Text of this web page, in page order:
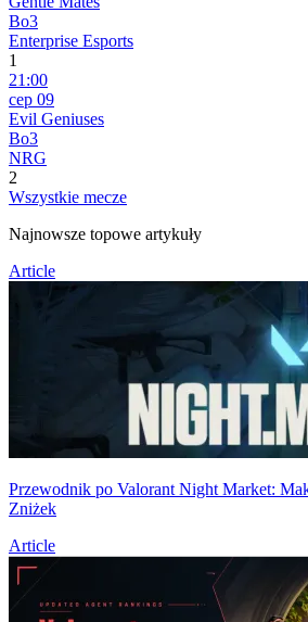
Bo3
Enterprise Esports
1
21:00
сер 09
Evil Geniuses
Bo3
NRG
2
Wszystkie mecze
Najnowsze topowe artykuły
Article
Przewodnik po Valorant Night Market:
Zniżek
Article